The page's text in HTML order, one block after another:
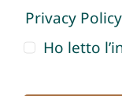
Privacy Policy
Ho letto